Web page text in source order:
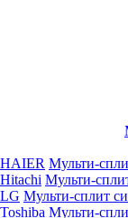
Мульти-
Мульти-
Мульти-сплит
Мульти-